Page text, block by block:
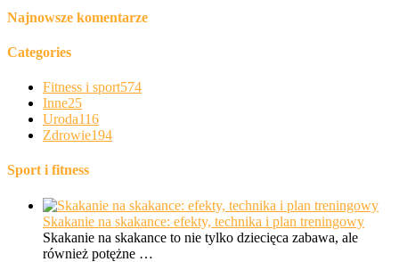
Najnowsze komentarze
Categories
Fitness i sport574
Inne25
Uroda116
Zdrowie194
Sport i fitness
Skakanie na skakance: efekty, technika i plan treningowy
Skakanie na skakance to nie tylko dziecięca zabawa, ale
również potężne …